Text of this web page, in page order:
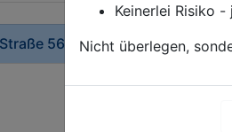
56 inBraunschweig
Keinerlei Risiko
Nicht überlegen,